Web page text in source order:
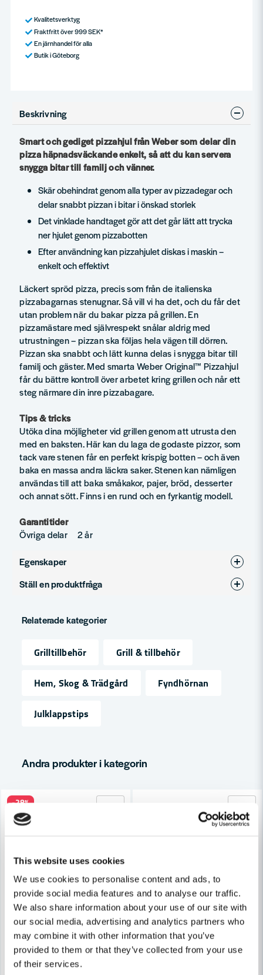
This website uses cookies
We use cookies to personalise content and ads, to
provide social media features and to analyse our traffic.
We also share information about your use of our site with
our social media, advertising and analytics partners who
may combine it with other information that you’ve
provided to them or that they’ve collected from your use
of their services.
Kvalitetsverktyg
Fraktfritt över 999 SEK*
En järnhandel för alla
Butik i Göteborg
Beskrivning
Smart och gediget pizzahjul från Weber som delar din
pizza häpnadsväckande enkelt, så att du kan servera
snygga bitar till familj och vänner.
Skär obehindrat genom alla typer av pizzadegar och
delar snabbt pizzan i bitar i önskad storlek
Det vinklade handtaget gör att det går lätt att trycka
ner hjulet genom pizzabotten
Efter användning kan pizzahjulet diskas i maskin –
enkelt och effektivt
Läckert spröd pizza, precis som från de italienska
pizzabagarnas stenugnar. Så vill vi ha det, och du får det
utan problem när du bakar pizza på grillen. En
pizzamästare med självrespekt snålar aldrig med
utrustningen – pizzan ska följas hela vägen till dörren.
Pizzan ska snabbt och lätt kunna delas i snygga bitar till
familj och gäster. Med smarta Weber Original™ Pizzahjul
får du bättre kontroll över arbetet kring grillen och når ett
steg närmare din inre pizzabagare.
Tips & tricks
Utöka dina möjligheter vid grillen genom att utrusta den
med en baksten. Här kan du laga de godaste pizzor, som
tack vare stenen får en perfekt krispig botten – och även
baka en massa andra läckra saker. Stenen kan nämligen
användas till att baka småkakor, pajer, bröd, desserter
och annat sött. Finns i en rund och en fyrkantig modell.
Garantitider
Övriga delar 2 år
Egenskaper
Produkttyp
Ställ en produktfråga
Fråga oss något om denna produkten...
Namn
email
Skicka fråga
Relaterade kategorier
Grilltillbehör
Grill & tillbehör
Hem, Skog & Trädgård
Fyndhörnan
Julklappstips
Andra produkter i kategorin
-28%